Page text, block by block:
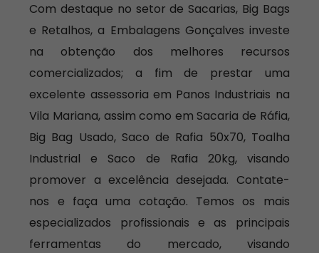
Com destaque no setor de Sacarias, Big Bags
e Retalhos, a Embalagens Gonçalves investe
na obtenção dos melhores recursos
comercializados; a fim de prestar uma
excelente assessoria em Panos Industriais na
Vila Mariana, assim como em Sacaria de Ráfia,
Big Bag Usado, Saco de Rafia 50x70, Toalha
Industrial e Saco de Rafia 20kg, visando
promover a excelência desejada. Contate-
nos e faça uma cotação. Temos os mais
especializados profissionais e as principais
ferramentas do mercado, visando